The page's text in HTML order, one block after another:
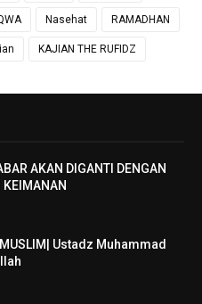
Nasehat RAMADHAN
KAJIAN THE RUFIDZ
AKAN DIGANTI DENGAN
KEIMANAN
MUSLIM| Ustadz Muhammad